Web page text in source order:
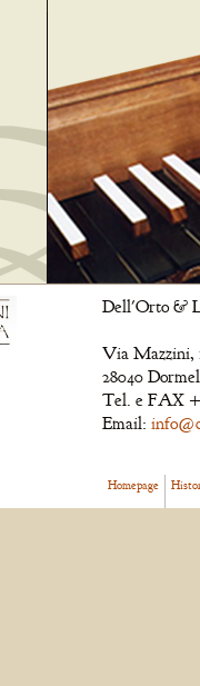
Dell'Orto &
Via Mazzini,
28040
Tel. e FAX
Email:
Homepage